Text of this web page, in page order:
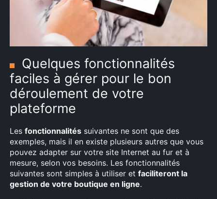
Quelques fonctionnalités
faciles à gérer pour le bon
déroulement de votre
plateforme
Les fonctionnalités suivantes ne sont que des
exemples, mais il en existe plusieurs autres que vous
pouvez adapter sur votre site Internet au fur et à
mesure, selon vos besoins. Les fonctionnalités
suivantes sont simples à utiliser et faciliteront la
gestion de votre boutique en ligne.